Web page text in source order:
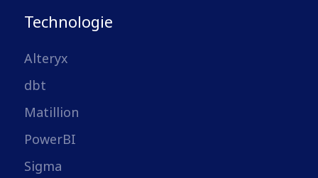
Technologie
Alteryx
dbt
Matillion
PowerBI
Sigma